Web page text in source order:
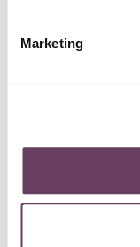
Marketing